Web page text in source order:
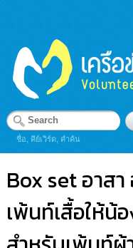
ชื่อ, คีย์เวิร์ด, คำค้น
Box set อาส
เพ้นท์เสื้อให้น้